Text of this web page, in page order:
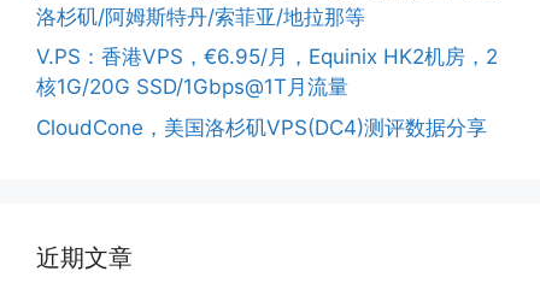
洛杉矶/阿姆斯特丹/索菲亚/地拉那等
V.PS：香港VPS，€6.95/月，Equinix HK2机房，2
核1G/20G SSD/1Gbps@1T月流量
CloudCone，美国洛杉矶VPS(DC4)测评数据分享
近期文章